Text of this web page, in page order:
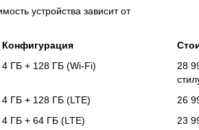
устройства зависит от
Конфигурация
4 ГБ + 128 ГБ (Wi-Fi)
28
4 ГБ + 128 ГБ (LTE)
26
4 ГБ + 64 ГБ (LTE) 23